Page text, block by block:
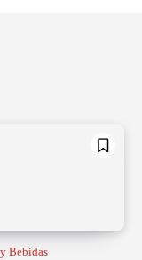
Bebidas